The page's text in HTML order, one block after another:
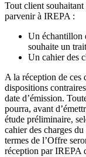
Tout client
parvenir à IREPA :
Un échantillon
souhaite un
Un cahier des
A la réception de ces
dispositions
date d’émission.
pourra, avant
étude préliminaire,
cahier des charges
termes de l’Offre
réception par IREPA